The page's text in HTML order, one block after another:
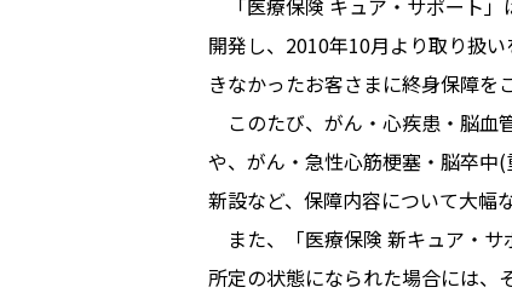
開発し、2010年10月より取り扱
きなかったお客さまに終身保障を
このたび、がん・心疾患・脳血
や、がん・急性心筋梗塞・脳卒中
新設など、保障内容について大幅
また、「医療保険 新キュア・サ
所定の状態になられた場合には、